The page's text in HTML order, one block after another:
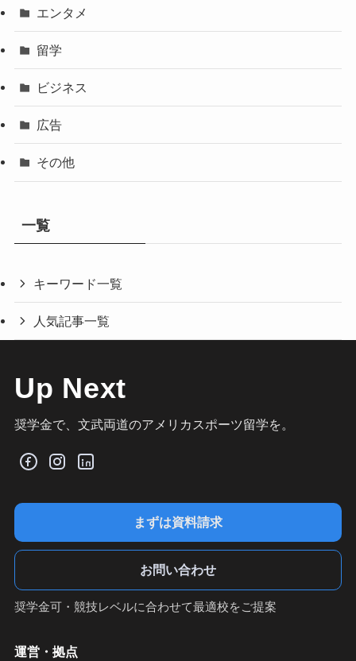
エンタメ
留学
ビジネス
広告
その他
一覧
キーワード一覧
人気記事一覧
Up Next
奨学金で、文武両道のアメリカスポーツ留学を。
まずは資料請求
お問い合わせ
奨学金可・競技レベルに合わせて最適校をご提案
運営・拠点